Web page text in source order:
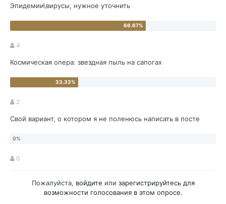
Эпидемии\вирусы, нужное уточнить
4
Космическая опера: звездная пыль на сапогах
2
Свой вариант, о котором я не поленюсь написать в посте
0
Пожалуйста, войдите или зарегистрируйтесьдля
возможности голосования в этом опросе.